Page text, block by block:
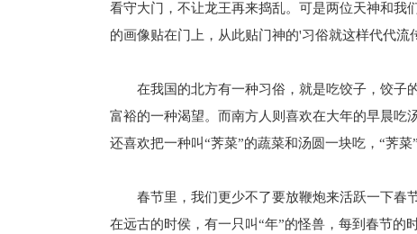
看守大门，不让龙王再来捣乱。可是两位天神和我
的画像贴在门上，从此贴门神的'习俗就这样代代流
在我国的北方有一种习俗，就是吃饺子，饺子
富裕的一种渴望。而南方人则喜欢在大年的早晨吃
还喜欢把一种叫“荠菜”的蔬菜和汤圆一块吃，“荠
春节里，我们更少不了要放鞭炮来活跃一下春
在远古的时侯，有一只叫“年”的怪兽，每到春节的